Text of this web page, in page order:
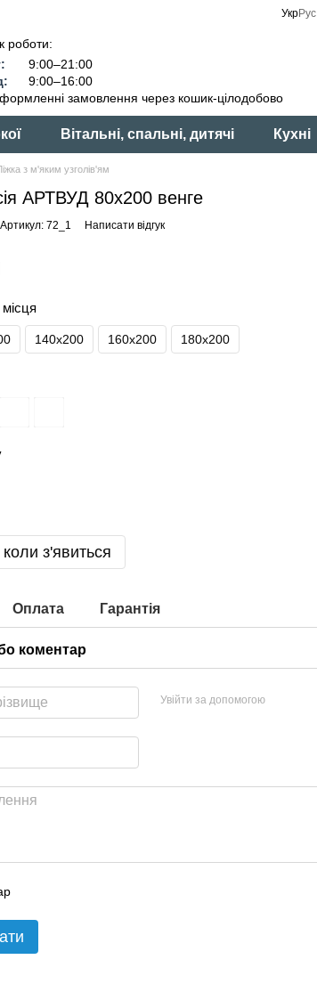
УкрРус
роботи:
9:00–21:00
9:00–16:00
замовлення через кошик-цілодобово
Вітальні, спальні, дитячі Кухні
з м'яким узголів'ям
АРТВУД 80х200 венге
Артикул: 72_1 Написати відгук
140x200 160x200 180x200
з'явиться
Оплата Гарантія
коментар
Увійти за допомогою